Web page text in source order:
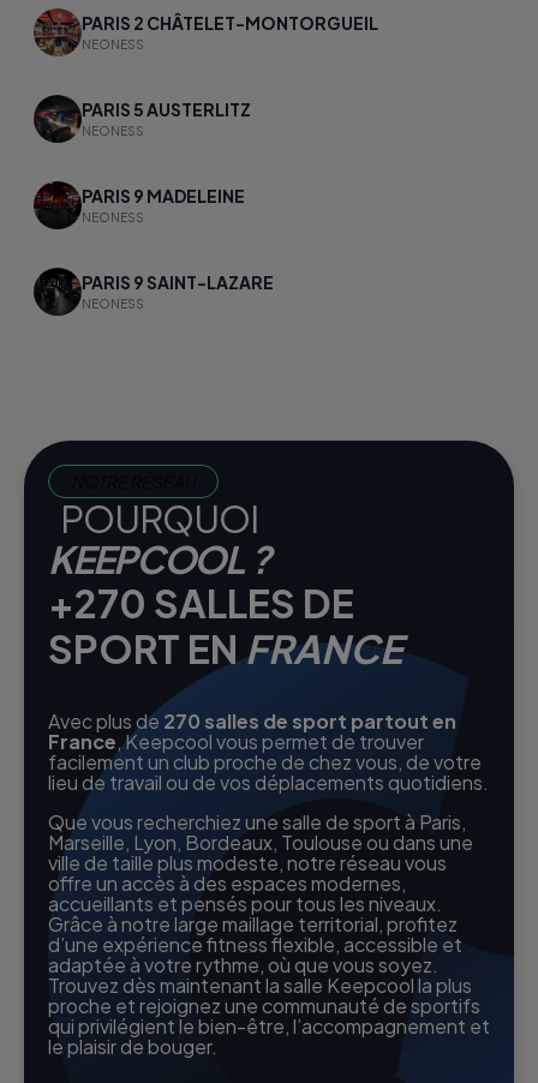
PARIS 2 CHÂTELET-MONTORGUEIL
NEONESS
PARIS 5 AUSTERLITZ
NEONESS
PARIS 9 MADELEINE
NEONESS
PARIS 9 SAINT-LAZARE
NEONESS
POURQUOI
KEEPCOOL ?
+270 SALLES DE
SPORT ENFRANCE
Avec plus de 270 salles de sport partout en
France, Keepcool vous permet de trouver
facilement un club proche de chez vous, de votre
lieu de travail ou de vos déplacements quotidiens.
Que vous recherchiez une salle de sport à Paris,
Marseille, Lyon, Bordeaux, Toulouse ou dans une
ville de taille plus modeste, notre réseau vous
offre un accès à des espaces modernes,
accueillants et pensés pour tous les niveaux.
Grâce à notre large maillage territorial, profitez
d’une expérience fitness flexible, accessible et
adaptée à votre rythme, où que vous soyez.
Trouvez dès maintenant la salle Keepcool la plus
proche et rejoignez une communauté de sportifs
qui privilégient le bien-être, l’accompagnement et
le plaisir de bouger.